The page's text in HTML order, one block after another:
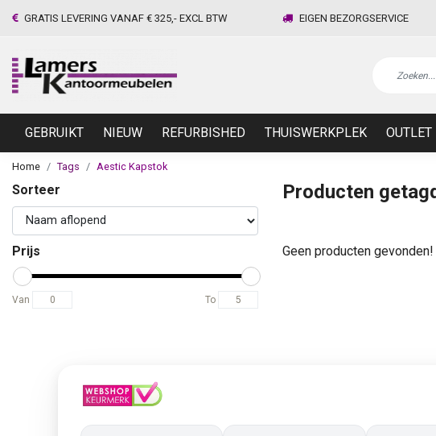
GRATIS LEVERING VANAF € 325,- EXCL BTW EIGEN BEZORGSERVICE
GEBRUIKT NIEUW REFURBISHED THUISWERKPLEK OUTLET
Home Tags Aestic Kapstok
Sorteer
Prijs
Van To
Producten
Geen producten gevonden!